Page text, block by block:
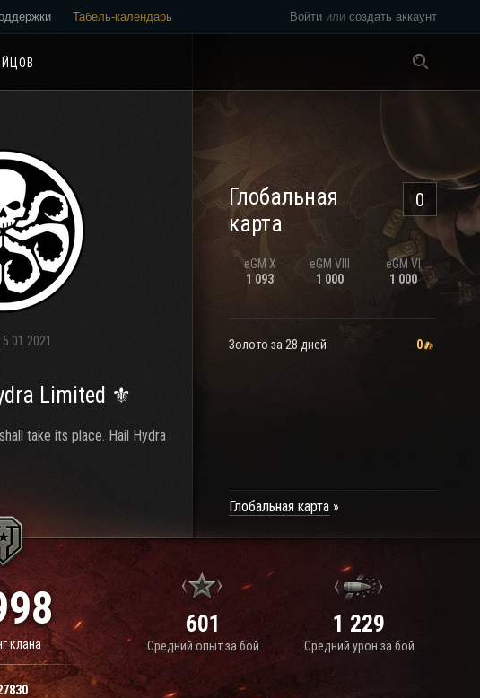
Войти или создать аккаунт
Табель-календарь
Limited ⚜
take its place. Hail Hydra
0
Глобальная
карта
eGM X
1 093
eGM VIII
1 000
eGM VI
1 000
Золото за 28 дней 0
Глобальная карта
клана
601
Средний опыт за бой
1 229
Средний урон за бой